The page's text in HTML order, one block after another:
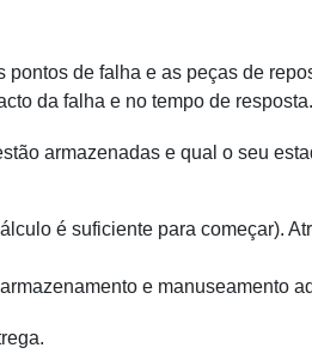
de falha e as peças de
da falha e no tempo de
armazenadas e qual o seu
é suficiente para começar).
e manuseamento